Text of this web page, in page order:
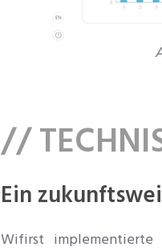
//
Ein
Wifirst implementierte